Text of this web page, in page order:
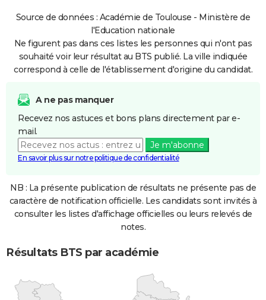
Source de données : Académie de Toulouse - Ministère de
l'Education nationale
Ne figurent pas dans ces listes les personnes qui n'ont pas
souhaité voir leur résultat au BTS publié. La ville indiquée
correspond à celle de l'établissement d'origine du candidat.
A ne pas manquer
Recevez nos astuces et bons plans directement par e-
mail.
Je m'abonne
En savoir plus sur notre politique de confidentialité
NB : La présente publication de résultats ne présente pas de
caractère de notification officielle. Les candidats sont invités à
consulter les listes d'affichage officielles ou leurs relevés de
notes.
Résultats BTS par académie